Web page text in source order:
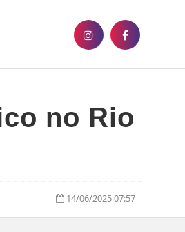
no Rio
14/06/2025 07:57